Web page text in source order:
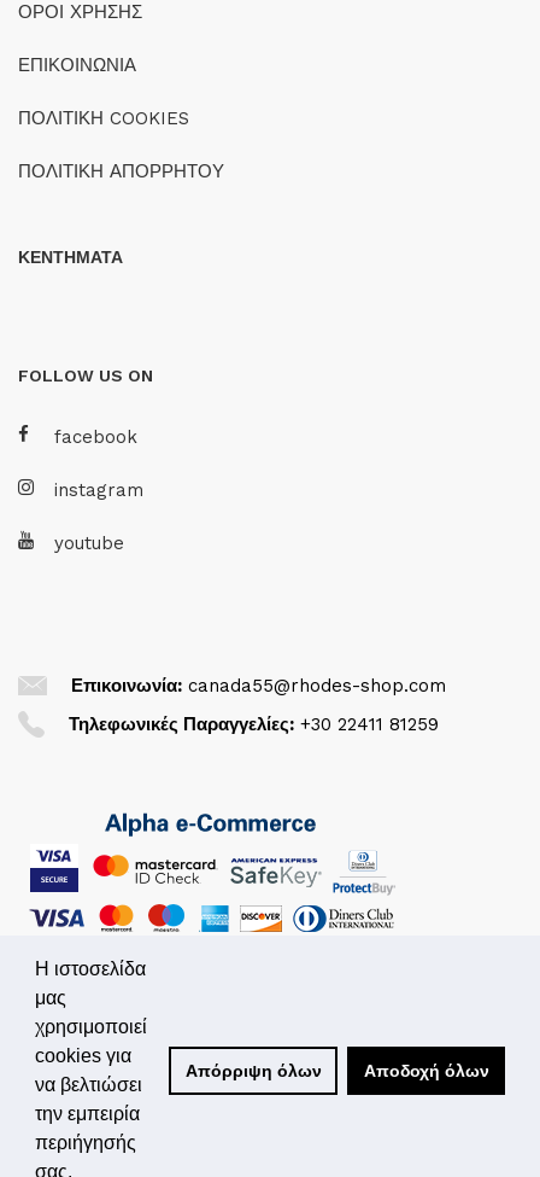
ΟΡΟΙ ΧΡΗΣΗΣ
ΕΠΙΚΟΙΝΩΝΙΑ
ΠΟΛΙΤΙΚΗ COOKIES
ΠΟΛΙΤΙΚΗ ΑΠΟΡΡΗΤΟΥ
ΚΕΝΤΗΜΑΤΑ
FOLLOW US ON
facebook
instagram
youtube
Επικοινωνία: canada55@rhodes-shop.com
Τηλεφωνικές Παραγγελίες: +30 22411 81259
© 2026. All Rights Reserved
Powered by
Simplo.gr
Η ιστοσελίδα
μας
χρησιμοποιεί
cookies για
να βελτιώσει
την εμπειρία
περιήγησής
σας.
Απόρριψη όλων Αποδοχή όλων